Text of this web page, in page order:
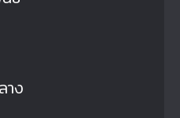
าง